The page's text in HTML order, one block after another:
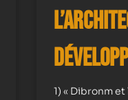
1) « Dibronm